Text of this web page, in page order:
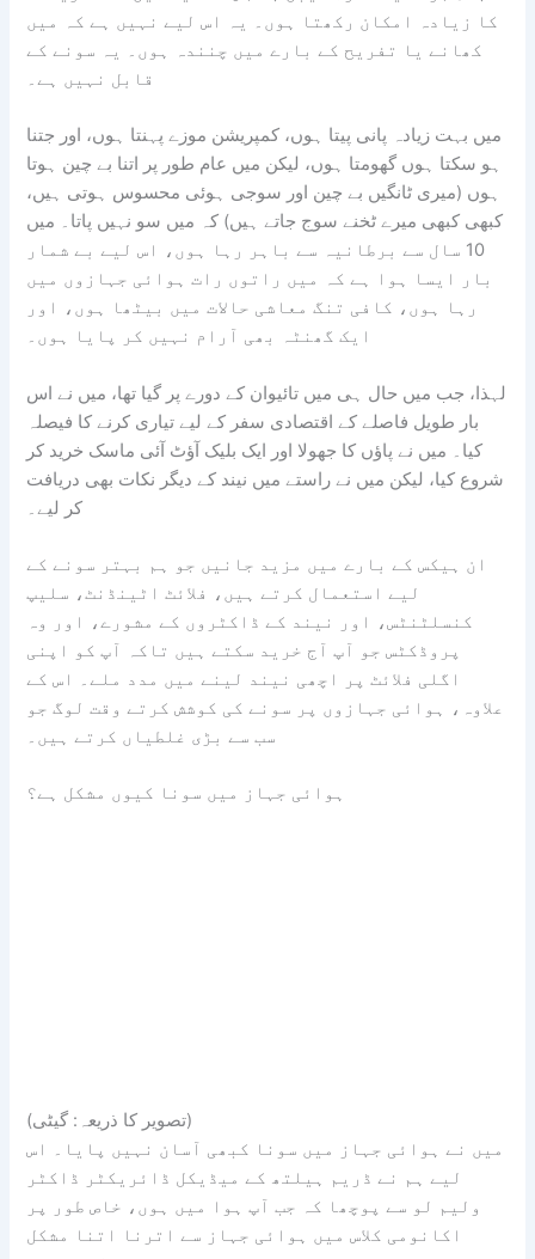
کا زیادہ امکان رکھتا ہوں۔ یہ اس لیے نہیں ہے کہ میں
کھانے یا تفریح ​​کے بارے میں چنندہ ہوں۔ یہ سونے کے
قابل نہیں ہے۔
میں بہت زیادہ پانی پیتا ہوں، کمپریشن موزے پہنتا ہوں، اور جتنا
ہو سکتا ہوں گھومتا ہوں، لیکن میں عام طور پر اتنا بے چین ہوتا
ہوں (میری ٹانگیں بے چین اور سوجی ہوئی محسوس ہوتی ہیں،
کبھی کبھی میرے ٹخنے سوج جاتے ہیں) کہ میں سو نہیں پاتا۔ میں
10 سال سے برطانیہ سے باہر رہا ہوں، اس لیے بے شمار
بار ایسا ہوا ہے کہ میں راتوں رات ہوائی جہازوں میں
رہا ہوں، کافی تنگ معاشی حالات میں بیٹھا ہوں، اور
ایک گھنٹہ بھی آرام نہیں کر پایا ہوں۔
لہذا، جب میں حال ہی میں تائیوان کے دورے پر گیا تھا، میں نے اس
بار طویل فاصلے کے اقتصادی سفر کے لیے تیاری کرنے کا فیصلہ
کیا۔ میں نے پاؤں کا جھولا اور ایک بلیک آؤٹ آئی ماسک خرید کر
شروع کیا، لیکن میں نے راستے میں نیند کے دیگر نکات بھی دریافت
کر لیے۔
ان ہیکس کے بارے میں مزید جانیں جو ہم بہتر سونے کے
لیے استعمال کرتے ہیں، فلائٹ اٹینڈنٹ، سلیپ
کنسلٹنٹس، اور نیند کے ڈاکٹروں کے مشورے، اور وہ
پروڈکٹس جو آپ آج خرید سکتے ہیں تاکہ آپ کو اپنی
اگلی فلائٹ پر اچھی نیند لینے میں مدد ملے۔ اس کے
علاوہ، ہوائی جہازوں پر سونے کی کوشش کرتے وقت لوگ جو
سب سے بڑی غلطیاں کرتے ہیں۔
ہوائی جہاز میں سونا کیوں مشکل ہے؟
(تصویر کا ذریعہ: گیٹی)
میں نے ہوائی جہاز میں سونا کبھی آسان نہیں پایا۔ اس
لیے ہم نے ڈریم ہیلتھ کے میڈیکل ڈائریکٹر ڈاکٹر
ولیم لو سے پوچھا کہ جب آپ ہوا میں ہوں، خاص طور پر
اکانومی کلاس میں ہوائی جہاز سے اترنا اتنا مشکل